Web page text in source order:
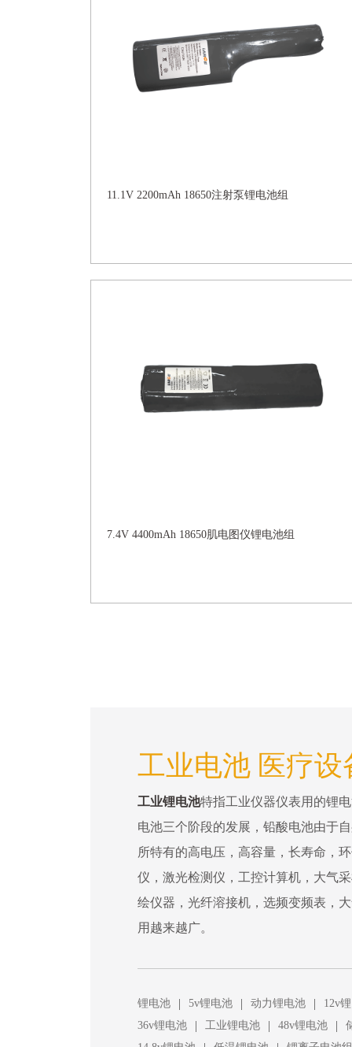
11.1V 2200mAh 18650注射泵锂电池组
7.4V 4400mAh 18650肌电图仪锂电池组
工业电池 医疗设
工业锂电池特指工业仪器仪表用的锂
电池三个阶段的发展，铅酸电池由于
所特有的高电压，高容量，长寿命，
仪，激光检测仪，工控计算机，大气
绘仪器，光纤溶接机，选频变频表，
用越来越广。
锂电池 | 5v锂电池 | 动力锂电池 |
12v
36v锂电池
| 工业锂电池 | 48v锂电池 |